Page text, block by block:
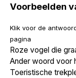
Voorbeelden
Klik voor de
pagina
Roze vogel die
Ander woord voor
Toeristische